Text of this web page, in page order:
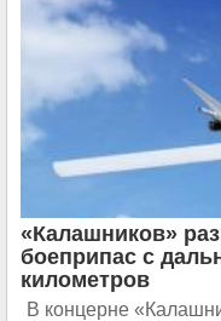
«Калашников»
боеприпас с
километров
В концерне